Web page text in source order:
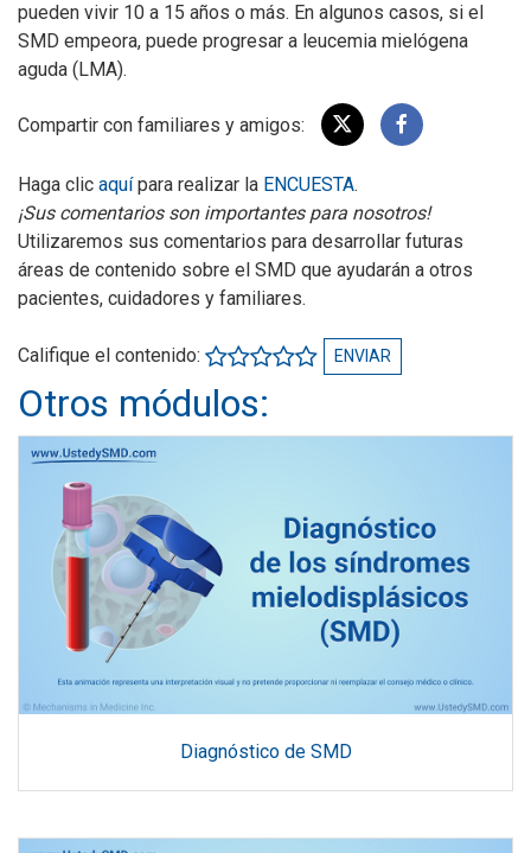
pueden vivir 10 a 15 años o más. En algunos casos, si el
SMD empeora, puede progresar a leucemia mielógena
aguda (LMA).
Compartir con familiares y amigos:
Haga clic aquípara realizar la ENCUESTA.
¡Sus comentarios son importantes para nosotros!
Utilizaremos sus comentarios para desarrollar futuras
áreas de contenido sobre el SMD que ayudarán a otros
pacientes, cuidadores y familiares.
Califique el contenido: ENVIAR
Otros módulos:
Diagnóstico de SMD